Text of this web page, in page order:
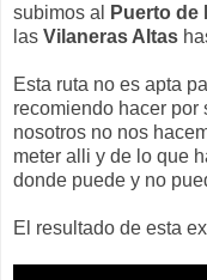
subimos al
Puerto de
las Vilaneras Altas
Esta ruta no es apta
recomiendo hacer por
nosotros no nos
meter alli y de lo que
donde puede y no
El resultado de esta